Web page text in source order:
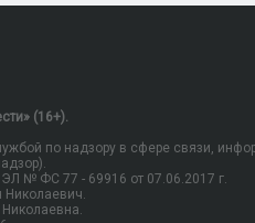
(16+).
по надзору в сфере связи,
№ ФС 77 - 69916 от 07.06.2017 г.
Николаевич.
Николаевна.